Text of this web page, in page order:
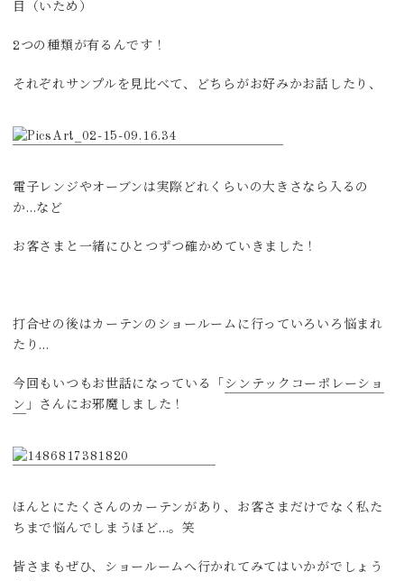
目（いため）
2つの種類が有るんです！
それぞれサンプルを見比べて、どちらがお好みかお話したり、
電子レンジやオーブンは実際どれくらいの大きさなら入るの
か…など
お客さまと一緒にひとつずつ確かめていきました！
打合せの後はカーテンのショールームに行っていろいろ悩まれ
たり…
今回もいつもお世話になっている「 シンテックコーポレーショ
ン 」さんにお邪魔しました！
ほんとにたくさんのカーテンがあり、お客さまだけでなく私た
ちまで悩んでしまうほど…。笑
皆さまもぜひ、ショールームへ行かれてみてはいかがでしょう